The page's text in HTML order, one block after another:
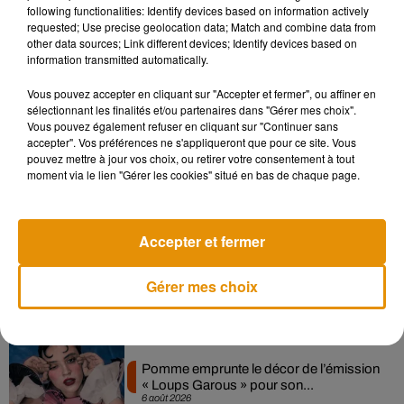
Musique
7 août 2026
Madonna sort enfin le remix de « Love
Sensation » avec Kylie Minogue
Angèle et Amélie Lens dévoilent leur
collaboration tant attendue
6 août 2026
Pomme emprunte le décor de l’émission
« Loups Garous » pour son...
following functionalities: Identify devices based on information actively
requested; Use precise geolocation data; Match and combine data from
other data sources; Link different devices; Identify devices based on
information transmitted automatically.
Vous pouvez accepter en cliquant sur "Accepter et fermer", ou affiner en
sélectionnant les finalités et/ou partenaires dans "Gérer mes choix".
Vous pouvez également refuser en cliquant sur "Continuer sans
accepter". Vos préférences ne s'appliqueront que pour ce site. Vous
pouvez mettre à jour vos choix, ou retirer votre consentement à tout
moment via le lien "Gérer les cookies" situé en bas de chaque page.
Gérer mes choix
Accepter et fermer